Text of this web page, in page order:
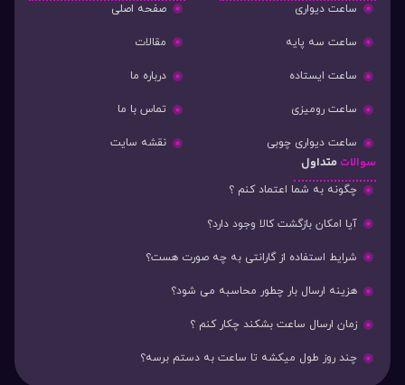
ساعت دیواری
ساعت سه پایه
ساعت ایستاده
ساعت رومیزی
ساعت دیواری چوبی
صفحه اصلی
مقالات
درباره ما
تماس با ما
نقشه سایت
سوالات متداول
چگونه به شما اعتماد کنم ؟
آیا امکان بازگشت کالا وجود دارد؟
شرایط استفاده از گارانتی به چه صورت هست؟
هزینه ارسال بار چطور محاسبه می شود؟
زمان ارسال ساعت بشکند چکار کنم ؟
چند روز طول میکشه تا ساعت به دستم برسه؟